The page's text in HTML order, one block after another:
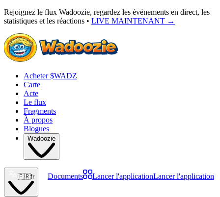
Rejoignez le flux Wadoozie, regardez les événements en direct, les
statistiques et les réactions • LIVE MAINTENANT →
Acheter $WADZ
Carte
Acte
Le flux
Fragments
À propos
Blogues
Wadoozie
🇫🇷fr Documents Lancer l'applicationLancer l'application